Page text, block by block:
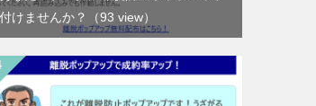
付けませんか？
（93 view）